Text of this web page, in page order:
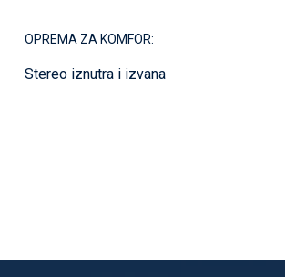
OPREMA ZA KOMFOR:
Stereo iznutra i izvana